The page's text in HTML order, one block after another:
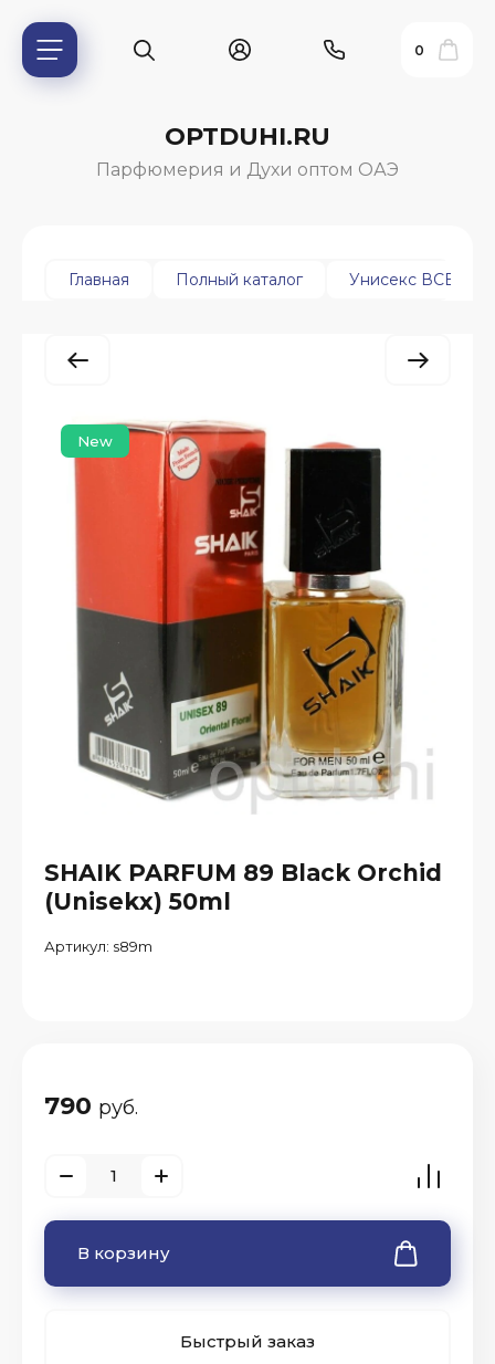
0
OPTDUHI.RU
Парфюмерия и Духи оптом ОАЭ
Главная Полный каталог Унисекс ВСЕ
New
SHAIK PARFUM 89 Black Orchid
(Unisekx) 50ml
Артикул: s89m
790 руб.
В корзину
Быстрый заказ